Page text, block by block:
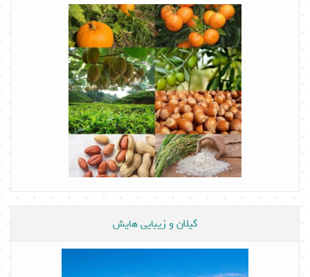
گیلان و زیبایی هایش